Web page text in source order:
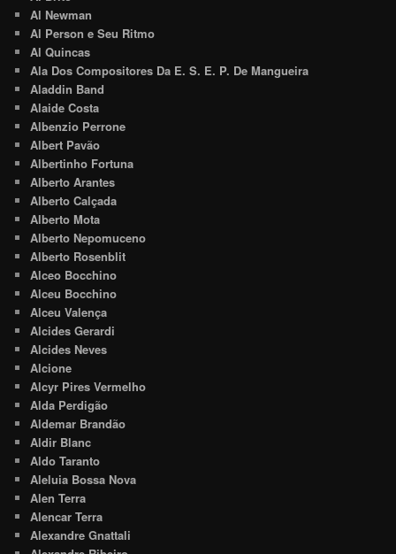
Al Newman
Al Person e Seu Ritmo
Al Quincas
Ala Dos Compositores Da E. S. E. P. De Mangueira
Aladdin Band
Alaide Costa
Albenzio Perrone
Albert Pavão
Albertinho Fortuna
Alberto Arantes
Alberto Calçada
Alberto Mota
Alberto Nepomuceno
Alberto Rosenblit
Alceo Bocchino
Alceu Bocchino
Alceu Valença
Alcides Gerardi
Alcides Neves
Alcione
Alcyr Pires Vermelho
Alda Perdigão
Aldemar Brandão
Aldir Blanc
Aldo Taranto
Aleluia Bossa Nova
Alen Terra
Alencar Terra
Alexandre Gnattali